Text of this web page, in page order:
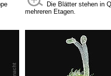
Die Blätter stehen in
mehreren Etagen.